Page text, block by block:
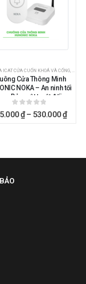
BỊ THÔNG MINH HUNONIC
ICAT CỬA CUỐN KHOÁ VÀ CỔNG
Cửa Thông Minh
NOKA – An ninh tối
ưu – Bảo mật tuyệt đối
0ngoài 5
₫– 530.000₫